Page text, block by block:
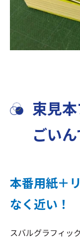
束見
ごいん
本番用紙＋
なく近い！
スバルグラフィッ